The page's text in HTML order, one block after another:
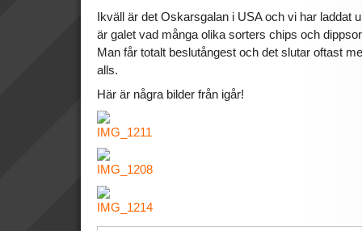
Ikväll är det Oskarsgalan i USA och vi har laddat
är galet vad många olika sorters chips och
Man får totalt beslutångest och det slutar oftast
alls.
Här är några bilder från igår!